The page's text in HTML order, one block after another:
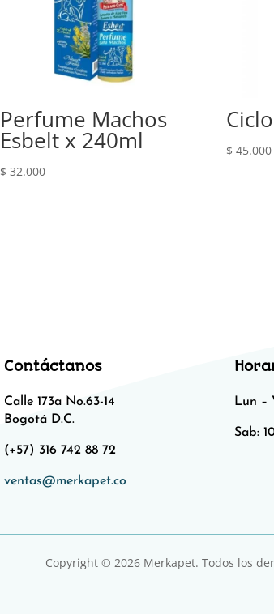
Perfume Machos
Esbelt x 240ml
$ 32.000
$ 45.000
Contáctanos
Calle 173a No.63-14
Bogotá D.C.
(+57) 316 742 88 72
ventas@merkapet.co
Lun –
Sab:
Copyright © 2026 Merkapet. Todos los